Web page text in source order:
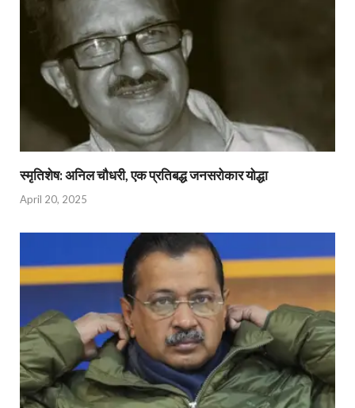
स्मृतिशेष: अनिल चौधरी, एक प्रतिबद्ध जनसरोकार योद्धा​
April 20, 2025